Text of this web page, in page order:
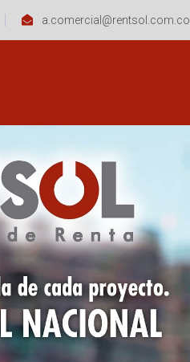
a.comercial@rentsol.com.co